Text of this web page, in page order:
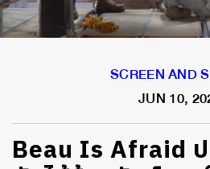
SCREEN AND
JUN 10,
Beau Is Afraid